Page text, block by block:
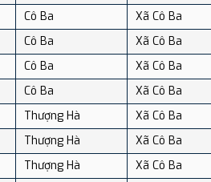
Cô Ba
Xã Cô Ba
Cô Ba
Xã Cô Ba
Cô Ba
Xã Cô Ba
Cô Ba
Xã Cô Ba
Thượng Hà
Xã Cô Ba
Thượng Hà
Xã Cô Ba
Thượng Hà
Xã Cô Ba